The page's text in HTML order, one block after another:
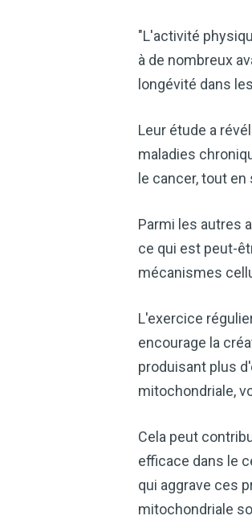
"L'activité
à de nombreux
longévité dans
Leur étude a
maladies
le cancer, tout
Parmi les autres
ce qui est peut-
mécanismes
L'exercice
encourage la
produisant plus
mitochondriale,
Cela peut
efficace dans le
qui aggrave ces
mitochondriale